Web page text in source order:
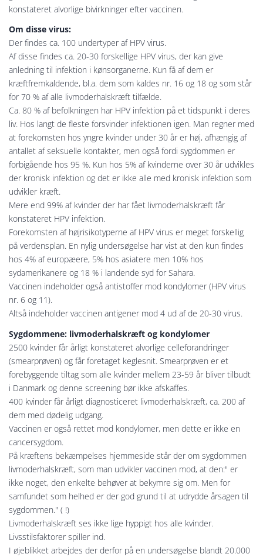
konstateret alvorlige bivirkninger efter vaccinen.
Om disse virus:
Der findes ca. 100 undertyper af HPV virus.
Af disse findes ca. 20-30 forskellige HPV virus, der kan give
anledning til infektion i kønsorganerne. Kun få af dem er
kræftfremkaldende, bl.a. dem som kaldes nr. 16 og 18 og som står
for 70 % af alle livmoderhalskræft tilfælde.
Ca. 80 % af befolkningen har HPV infektion på et tidspunkt i deres
liv. Hos langt de fleste forsvinder infektionen igen. Man regner med
at forekomsten hos yngre kvinder under 30 år er høj, afhængig af
antallet af seksuelle kontakter, men også fordi sygdommen er
forbigående hos 95 %. Kun hos 5% af kvinderne over 30 år udvikles
der kronisk infektion og det er ikke alle med kronisk infektion som
udvikler kræft.
Mere end 99% af kvinder der har fået livmoderhalskræft får
konstateret HPV infektion.
Forekomsten af højrisikotyperne af HPV virus er meget forskellig
på verdensplan. En nylig undersøgelse har vist at den kun findes
hos 4% af europæere, 5% hos asiatere men 10% hos
sydamerikanere og 18 % i landende syd for Sahara.
Vaccinen indeholder også antistoffer mod kondylomer (HPV virus
nr. 6 og 11).
Altså indeholder vaccinen antigener mod 4 ud af de 20-30 virus.
Sygdommene: livmoderhalskræft og kondylomer
2500 kvinder får årligt konstateret alvorlige celleforandringer
(smearprøven) og får foretaget keglesnit. Smearprøven er et
forebyggende tiltag som alle kvinder mellem 23-59 år bliver tilbudt
i Danmark og denne screening bør ikke afskaffes.
400 kvinder får årligt diagnosticeret livmoderhalskræft, ca. 200 af
dem med dødelig udgang.
Vaccinen er også rettet mod kondylomer, men dette er ikke en
cancersygdom.
På kræftens bekæmpelses hjemmeside står der om sygdommen
livmoderhalskræft, som man udvikler vaccinen mod, at den:" er
ikke noget, den enkelte behøver at bekymre sig om. Men for
samfundet som helhed er der god grund til at udrydde årsagen til
sygdommen." ( !)
Livmoderhalskræft ses ikke lige hyppigt hos alle kvinder.
Livsstilsfaktorer spiller ind.
I øjeblikket arbejdes der derfor på en undersøgelse blandt 20.000